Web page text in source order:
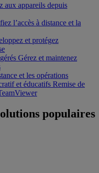
aux appareils depuis
l’accès à distance et la
et protégez
Gérez et maintenez
et les opérations
et éducatifs Remise de
populaires